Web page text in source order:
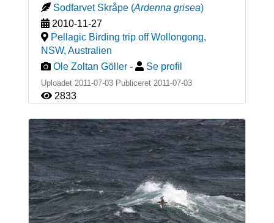
Sodfarvet Skråpe (Ardenna grisea)
2010-11-27
Pellagic Birding trip off Wollongong,
NSW, Australien
Ole Zoltan Göller - Se profil
Uploadet 2011-07-03 Publiceret 2011-07-03
2833